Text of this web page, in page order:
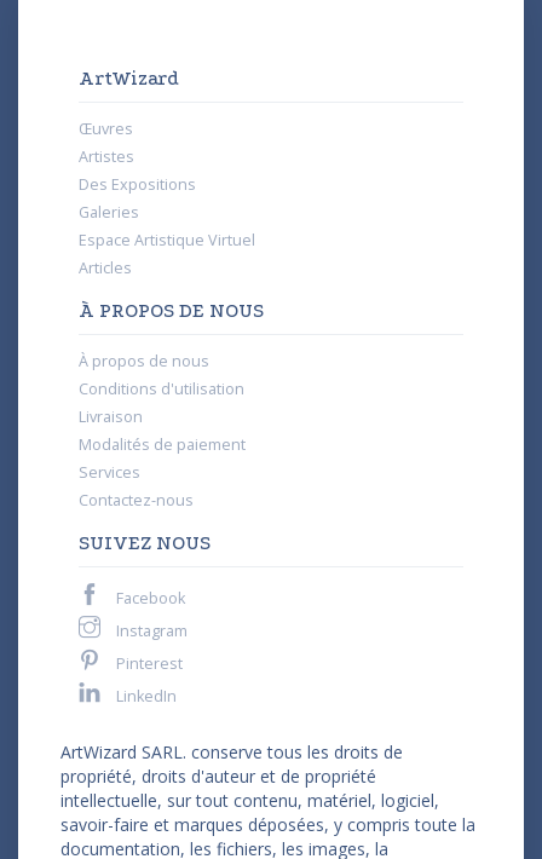
ArtWizard
Œuvres
Artistes
Des Expositions
Galeries
Espace Artistique Virtuel
Articles
À PROPOS DE NOUS
À propos de nous
Conditions d'utilisation
Livraison
Modalités de paiement
Services
Contactez-nous
SUIVEZ NOUS
Facebook
Instagram
Pinterest
LinkedIn
ArtWizard SARL. conserve tous les droits de
propriété, droits d'auteur et de propriété
intellectuelle, sur tout contenu, matériel, logiciel,
savoir-faire et marques déposées, y compris toute la
documentation, les fichiers, les images, la